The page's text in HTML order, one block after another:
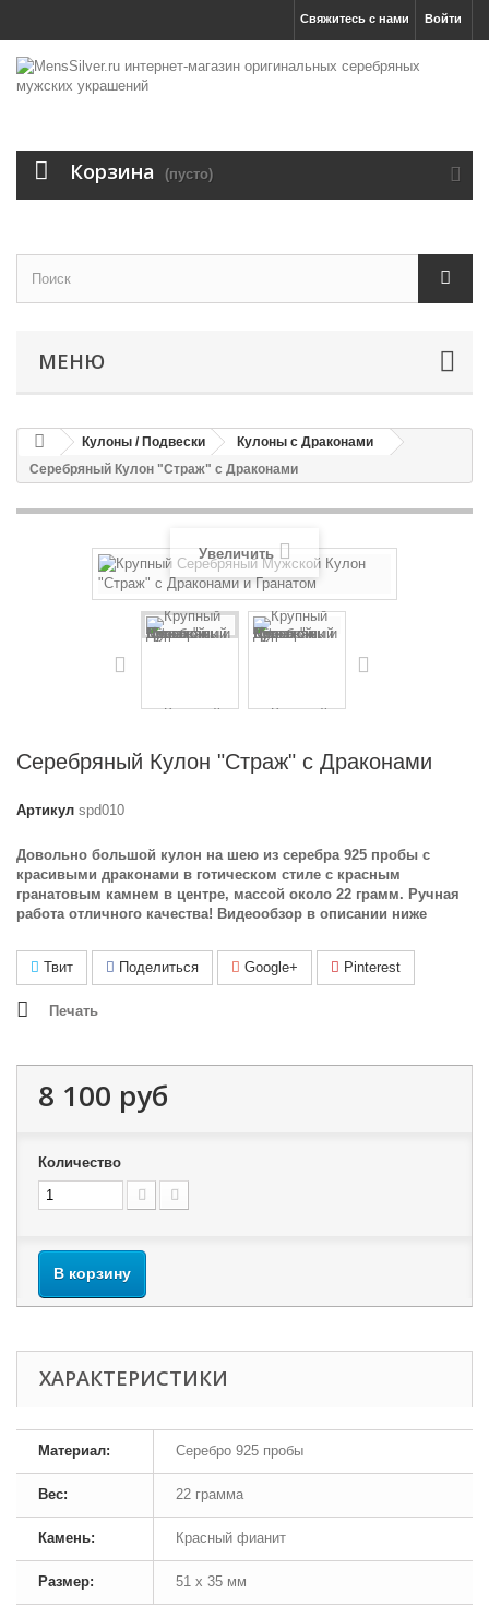
Войти
Свяжитесь с нами
Корзина (пусто)
МЕНЮ
Кулоны / Подвески
Кулоны с Драконами
Серебряный Кулон "Страж" с Драконами
Увеличить
Серебряный Кулон "Страж" с Драконами
Артикул spd010
Довольно большой кулон на шею из серебра 925 пробы с
красивыми драконами в готическом стиле с красным
гранатовым камнем в центре, массой около 22 грамм. Ручная
работа отличного качества! Видеообзор в описании ниже
Твит Поделиться Google+ Pinterest
Печать
8 100 руб
Количество
В корзину
ХАРАКТЕРИСТИКИ
Материал: Серебро 925 пробы
Вес: 22 грамма
Камень: Красный фианит
Размер: 51 х 35 мм